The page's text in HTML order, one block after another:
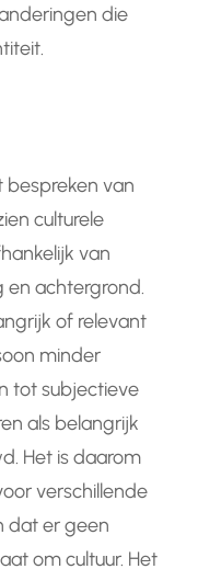
die
bespreken van
culturele
van
en achtergrond.
of relevant
minder
tot subjectieve
als belangrijk
Het is daarom
verschillende
dat er geen
om cultuur. Het